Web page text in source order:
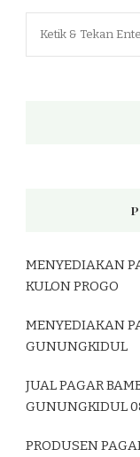
MENYEDIAKAN
KULON PROGO
MENYEDIAKAN
GUNUNGKIDUL
JUAL PAGAR
GUNUNGKIDUL
PRODUSEN